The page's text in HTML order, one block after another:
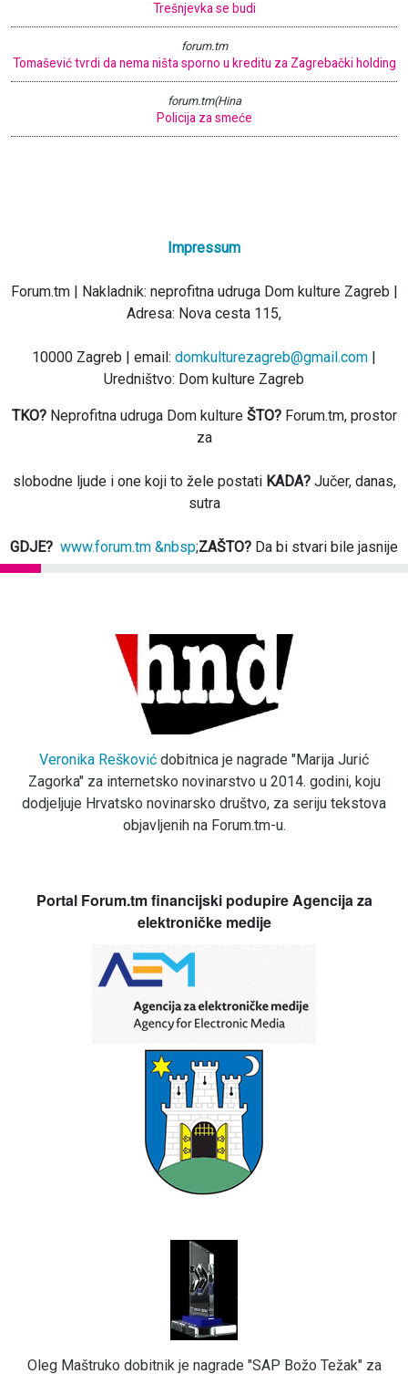
Trešnjevka se budi
forum.tm
Tomašević tvrdi da nema ništa sporno u kreditu za Zagrebački holding
forum.tm(Hina
Policija za smeće
Impressum
Forum.tm | Nakladnik: neprofitna udruga Dom kulture Zagreb |
Adresa: Nova cesta 115,
10000 Zagreb | email: domkulturezagreb@gmail.com |
Uredništvo: Dom kulture Zagreb
TKO?Neprofitna udruga Dom kulture ŠTO?Forum.tm, prostor
za
slobodne ljude i one koji to žele postati KADA?Jučer, danas,
sutra
GDJE? www.forum.tm &nbsp;ZAŠTO? Da bi stvari bile jasnije
Veronika Rešković dobitnica je nagrade "Marija Jurić
Zagorka" za internetsko novinarstvo u 2014. godini, koju
dodjeljuje Hrvatsko novinarsko društvo, za seriju tekstova
objavljenih na Forum.tm-u.
Portal Forum.tm financijski podupire Agencija za
elektroničke medije
Oleg Maštruko dobitnik je nagrade "SAP Božo Težak" za